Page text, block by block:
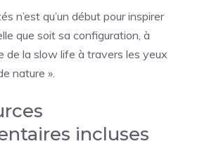
n’est qu’un début pour inspirer
que soit sa configuration, à
de la slow life à travers les yeux
nature ».
incluses